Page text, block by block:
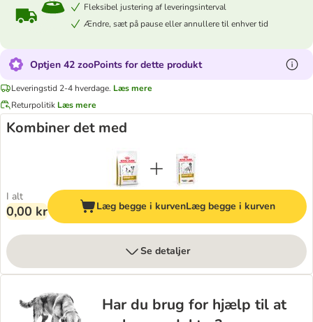
Fleksibel justering af leveringsinterval
Ændre, sæt på pause eller annullere til enhver tid
Optjen 42 zooPoints for dette produkt
Leveringstid 2-4 hverdage. Læs mere
Returpolitik Læs mere
Kombiner det med
I alt
0,00 kr Læg begge i kurvenLæg begge i kurven
Se detaljer
Har du brug for hjælp til at